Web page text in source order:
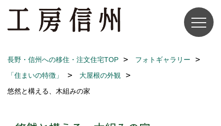
長野・信州への移住・注文住宅TOP
フォトギャラリー
「住まいの特徴」
大屋根の外観
悠然と構える、木組みの家